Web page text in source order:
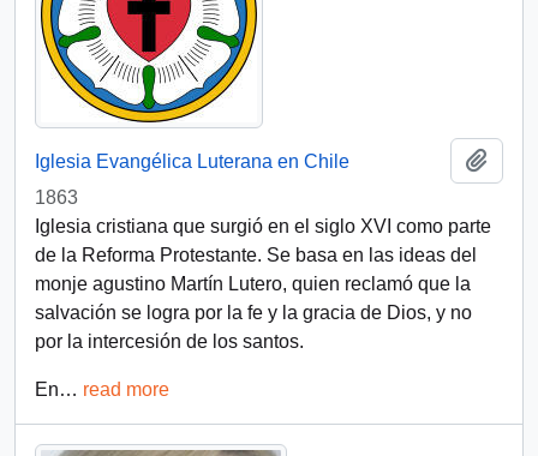
Iglesia Evangélica Luterana en Chile
1863
Iglesia cristiana que surgió en el siglo XVI como parte
de la Reforma Protestante. Se basa en las ideas del
monje agustino Martín Lutero, quien reclamó que la
salvación se logra por la fe y la gracia de Dios, y no
por la intercesión de los santos.
En… read more